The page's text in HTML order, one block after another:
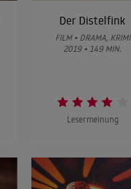
Der Distelfink
FILM • DRAMA, KRIMI
2019 • 149 MIN.
Lesermeinung